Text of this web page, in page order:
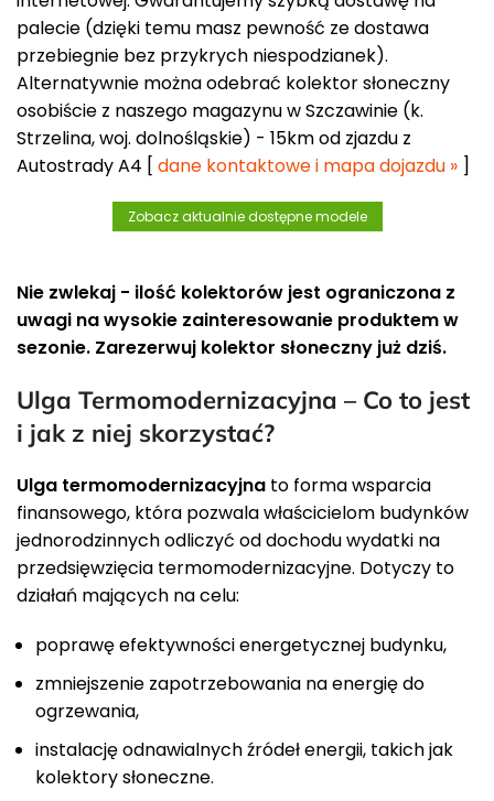
palecie (dzięki temu masz pewność ze dostawa
przebiegnie bez przykrych niespodzianek).
Alternatywnie można odebrać kolektor słoneczny
osobiście z naszego magazynu w Szczawinie (k.
Strzelina, woj. dolnośląskie) - 15km od zjazdu z
Autostrady A4 [ dane kontaktowe i mapa dojazdu » ]
Zobacz aktualnie dostępne modele
Nie zwlekaj - ilość kolektorów jest ograniczona z
uwagi na wysokie zainteresowanie produktem w
sezonie. Zarezerwuj kolektor słoneczny już dziś.
Ulga Termomodernizacyjna – Co to jest
i jak z niej skorzystać?
Ulga termomodernizacyjna to forma wsparcia
finansowego, która pozwala właścicielom budynków
jednorodzinnych odliczyć od dochodu wydatki na
przedsięwzięcia termomodernizacyjne. Dotyczy to
działań mających na celu:
poprawę efektywności energetycznej budynku,
zmniejszenie zapotrzebowania na energię do
ogrzewania,
instalację odnawialnych źródeł energii, takich jak
kolektory słoneczne.